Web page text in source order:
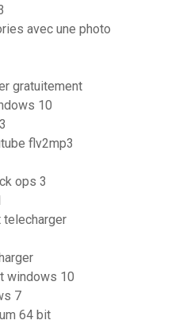
avec une photo
gratuitement
10
flv2mp3
ops 3
windows 10
7
64 bit